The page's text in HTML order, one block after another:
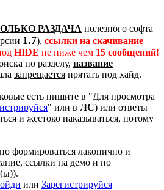
РАЗДАЧА полезного софта
1.7), ссылки на скачивание
HIDE не ниже чем 15 сообщений!
по разделу, название
запрещается прятать под хайд.
есть пишите в "Для просмотра
" или в ЛС) или ответы
и жестоко наказываться, потому
формироваться лаконично и
ссылки на демо и по
или Зарегистрируйся